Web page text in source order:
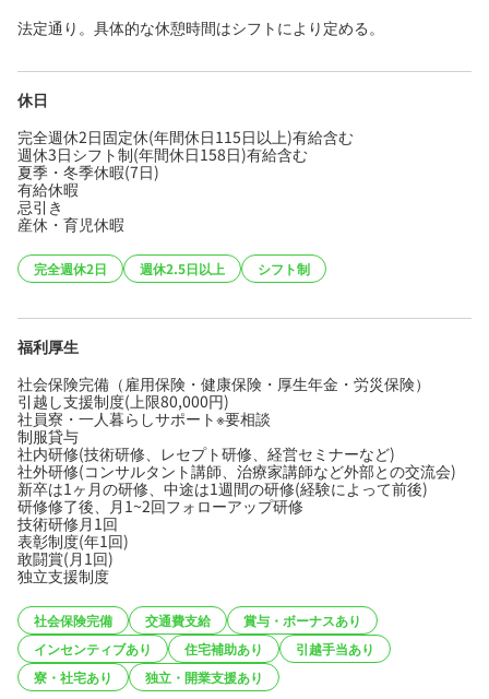
法定通り。具体的な休憩時間はシフトにより定める。
休日
完全週休2日固定休(年間休日115日以上)有給含む
週休3日シフト制(年間休日158日)有給含む
夏季・冬季休暇(7日)
有給休暇
忌引き
産休・育児休暇
完全週休2日 週休2.5日以上 シフト制
福利厚生
社会保険完備（雇用保険・健康保険・厚生年金・労災保険）
引越し支援制度(上限80,000円)
社員寮・一人暮らしサポート※要相談
制服貸与
社内研修(技術研修、レセプト研修、経営セミナーなど)
社外研修(コンサルタント講師、治療家講師など外部との交流会)
新卒は1ヶ月の研修、中途は1週間の研修(経験によって前後)
研修修了後、月1~2回フォローアップ研修
技術研修月1回
表彰制度(年1回)
敢闘賞(月1回)
独立支援制度
社会保険完備 交通費支給
賞与・ボーナスあり
インセンティブあり
住宅補助あり
引越手当あり
寮・社宅あり
独立・開業支援あり